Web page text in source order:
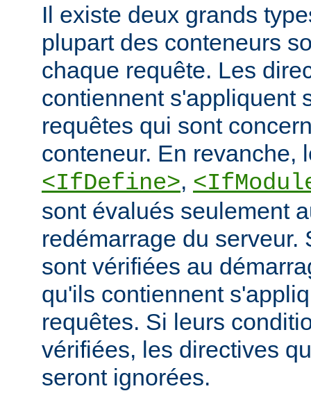
Il existe deux grands
plupart des conteneurs
chaque requête. Les
contiennent s'appliquent
requêtes qui sont
conteneur. En revanche,
<IfDefine>,
sont évalués seulement
redémarrage du serveur.
sont vérifiées au
qu'ils contiennent
requêtes. Si leurs
vérifiées, les directives
seront ignorées.